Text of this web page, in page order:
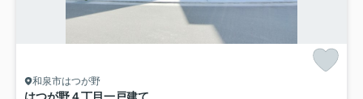
和泉市はつが野